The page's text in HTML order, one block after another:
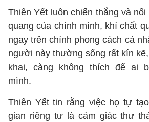
Thiên Yết luôn chiến thắng và
quang của chính mình, khí chất
ngay trên chính phong cách cá
người này thường sống rất kín
khai, càng không thích để ai
mình.
Thiên Yết tin rằng việc họ tự
gian riêng tư là cảm giác thư